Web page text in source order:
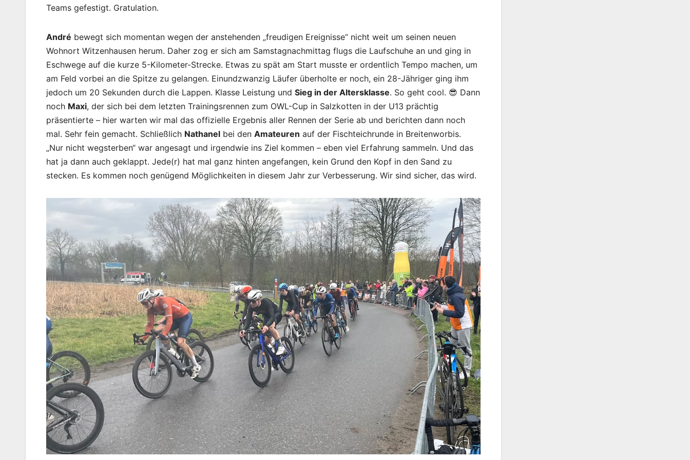
Teams gefestigt. Gratulation.
André bewegt sich momentan wegen der anstehenden „freudigen Ereignisse“ nicht weit um seinen neuen
Wohnort Witzenhausen herum. Daher zog er sich am Samstagnachmittag flugs die Laufschuhe an und ging in
Eschwege auf die kurze 5-Kilometer-Strecke. Etwas zu spät am Start musste er ordentlich Tempo machen, um
am Feld vorbei an die Spitze zu gelangen. Einundzwanzig Läufer überholte er noch, ein 28-Jähriger ging ihm
jedoch um 20 Sekunden durch die Lappen. Klasse Leistung und Sieg in der Altersklasse. So geht cool. 😎 Dann
noch Maxi, der sich bei dem letzten Trainingsrennen zum OWL-Cup in Salzkotten in der U13 prächtig
präsentierte – hier warten wir mal das offizielle Ergebnis aller Rennen der Serie ab und berichten dann noch
mal. Sehr fein gemacht. Schließlich Nathanel bei den Amateuren auf der Fischteichrunde in Breitenworbis.
„Nur nicht wegsterben“ war angesagt und irgendwie ins Ziel kommen – eben viel Erfahrung sammeln. Und das
hat ja dann auch geklappt. Jede(r) hat mal ganz hinten angefangen, kein Grund den Kopf in den Sand zu
stecken. Es kommen noch genügend Möglichkeiten in diesem Jahr zur Verbesserung. Wir sind sicher, das wird.